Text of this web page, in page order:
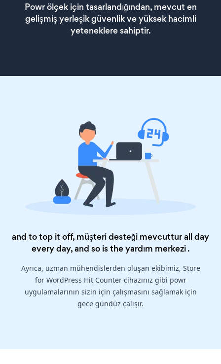
Powr ölçek için tasarlandığından, mevcut en
gelişmiş yerleşik güvenlik ve yüksek hacimli
yeteneklere sahiptir.
and to top it off, müşteri desteği mevcuttur all day
every day, and so is theyardım merkezi.
Ayrıca, uzman mühendislerden oluşan ekibimiz, Store
for WordPress Hit Counter cihazınız gibi powr
uygulamalarının sizin için çalışmasını sağlamak için
gece gündüz çalışır.